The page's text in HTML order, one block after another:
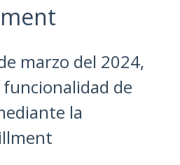
marzo del 2024,
funcionalidad de
la